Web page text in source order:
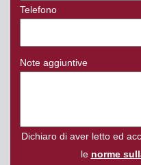
Telefono
Note aggiuntive
Dichiaro di aver letto ed
le norme